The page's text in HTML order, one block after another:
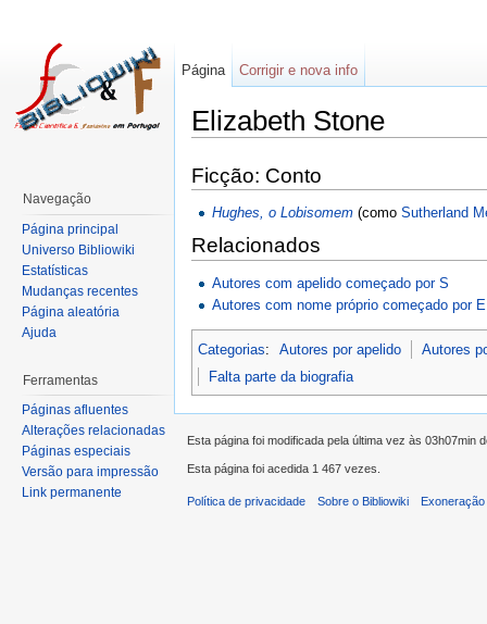
Elizabeth Stone
Ficção: Conto
Hughes, o Lobisomem (comoSutherland
Relacionados
Autores com apelido começado por S
Autores com nome próprio começado por E
Categorias: Autores por apelido
Autores
Falta parte da biografia
Página Corrigir e nova info
Navegação
Página principal
Universo Bibliowiki
Estatísticas
Mudanças recentes
Página aleatória
Ajuda
Ferramentas
Páginas afluentes
Alterações relacionadas
Páginas especiais
Versão para impressão
Link permanente
Esta página foi modificada pela última vez às 03h07min
Esta página foi acedida 1 467 vezes.
Política de privacidade Sobre o Bibliowiki